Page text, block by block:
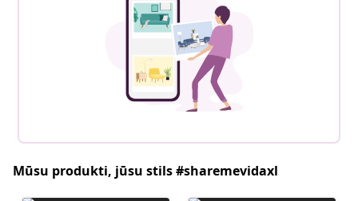
Mūsu produkti, jūsu stils #sharemevidaxl